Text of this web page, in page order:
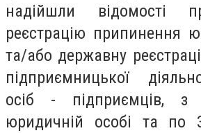
надійшли відомості
реєстрацію припинення
та/або державну
підприємницької
осіб - підприємців,
юридичній особі та по